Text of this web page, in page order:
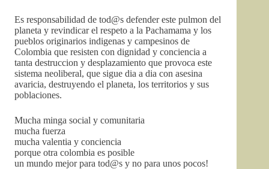
Es responsabilidad de tod@s defender este pulmon del
planeta y revindicar el respeto a la Pachamama y los
pueblos originarios indigenas y campesinos de
Colombia que resisten con dignidad y conciencia a
tanta destruccion y desplazamiento que provoca este
sistema neoliberal, que sigue dia a dia con asesina
avaricia, destruyendo el planeta, los territorios y sus
poblaciones.
Mucha minga social y comunitaria
mucha fuerza
mucha valentia y conciencia
porque otra colombia es posible
un mundo mejor para tod@s y no para unos pocos!